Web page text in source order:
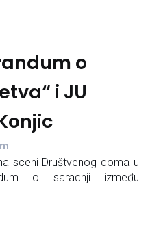
o
i JU
sceni Društvenog doma u
o saradnji između